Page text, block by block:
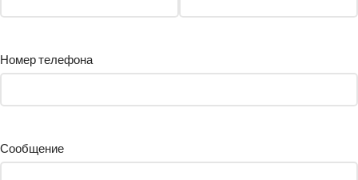
Номер телефона
Сообщение